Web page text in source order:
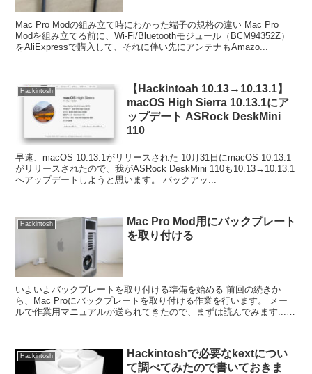
Mac Pro Modの組み立て時にわかった端子の規格の違い Mac Pro
Modを組み立てる前に、Wi-Fi/Bluetoothモジュール（BCM94352Z）
をAliExpressで購入して、それに伴い先にアンテナもAmazo...
Hackintosh
【Hackintoah 10.13→10.13.1】
macOS High Sierra 10.13.1にア
ップデート ASRock DeskMini
110
早速、macOS 10.13.1がリリースされた 10月31日にmacOS 10.13.1
がリリースされたので、我がASRock DeskMini 110も10.13→10.13.1
へアップデートしようと思います。 バックアッ...
Hackintosh
Mac Pro Mod用にバックプレート
を取り付ける
いよいよバックプレートを取り付ける準備を始める 前回の続きか
ら、Mac Proにバックプレートを取り付ける作業を行います。 メー
ルで作業用マニュアルが送られてきたので、まずは読んでみます...。
Hackintosh
Hackintoshで必要なkextについ
て調べてみたので書いておきま